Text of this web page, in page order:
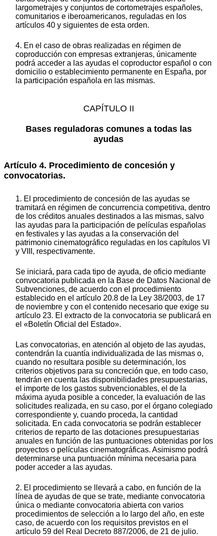
largometrajes y conjuntos de cortometrajes españoles,
comunitarios e iberoamericanos, reguladas en los
artículos 40 y siguientes de esta orden.
4. En el caso de obras realizadas en régimen de
coproducción con empresas extranjeras, únicamente
podrá acceder a las ayudas el coproductor español o con
domicilio o establecimiento permanente en España, por
la participación española en las mismas.
CAPÍTULO II
Bases reguladoras comunes a todas las
ayudas
Artículo 4. Procedimiento de concesión y
convocatorias.
1. El procedimiento de concesión de las ayudas se
tramitará en régimen de concurrencia competitiva, dentro
de los créditos anuales destinados a las mismas, salvo
las ayudas para la participación de películas españolas
en festivales y las ayudas a la conservación del
patrimonio cinematográfico reguladas en los capítulos VI
y VIII, respectivamente.
Se iniciará, para cada tipo de ayuda, de oficio mediante
convocatoria publicada en la Base de Datos Nacional de
Subvenciones, de acuerdo con el procedimiento
establecido en el artículo 20.8 de la Ley 38/2003, de 17
de noviembre y con el contenido necesario que exige su
artículo 23. El extracto de la convocatoria se publicará en
el «Boletín Oficial del Estado».
Las convocatorias, en atención al objeto de las ayudas,
contendrán la cuantía individualizada de las mismas o,
cuando no resultara posible su determinación, los
criterios objetivos para su concreción que, en todo caso,
tendrán en cuenta las disponibilidades presupuestarias,
el importe de los gastos subvencionables, el de la
máxima ayuda posible a conceder, la evaluación de las
solicitudes realizada, en su caso, por el órgano colegiado
correspondiente y, cuando proceda, la cantidad
solicitada. En cada convocatoria se podrán establecer
criterios de reparto de las dotaciones presupuestarias
anuales en función de las puntuaciones obtenidas por los
proyectos o películas cinematográficas. Asimismo podrá
determinarse una puntuación mínima necesaria para
poder acceder a las ayudas.
2. El procedimiento se llevará a cabo, en función de la
línea de ayudas de que se trate, mediante convocatoria
única o mediante convocatoria abierta con varios
procedimientos de selección a lo largo del año, en este
caso, de acuerdo con los requisitos previstos en el
artículo 59 del Real Decreto 887/2006, de 21 de julio.